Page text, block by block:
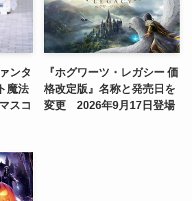
ンタ
魔法
スコ
『ホグワーツ・レガシー 価
格改定版』名称と発売日を
変更 2026年9月17日登場